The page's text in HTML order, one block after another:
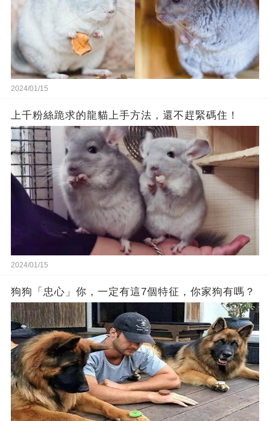
2024/01/15
上千粉絲跪求的龍貓上手方法，還不趕緊碼住！
2024/01/15
狗狗「忠心」你，一定有這7個特征，你家狗有嗎？